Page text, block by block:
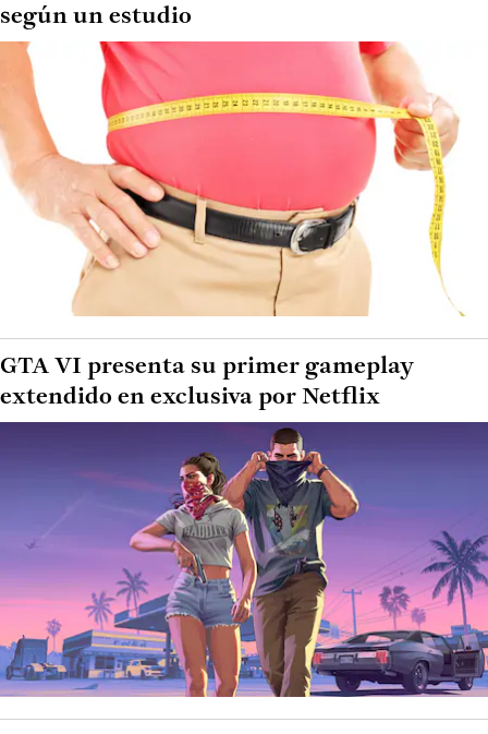
según un estudio
GTA VI presenta su primer gameplay
extendido en exclusiva por Netflix